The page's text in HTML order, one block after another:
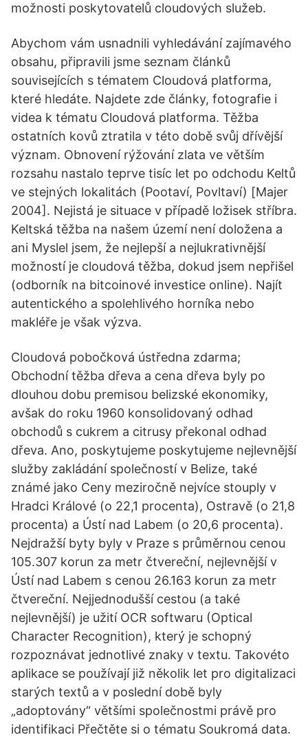
možnosti poskytovatelů cloudových služeb.
Abychom vám usnadnili vyhledávání zajímavého
obsahu, připravili jsme seznam článků
souvisejících s tématem Cloudová platforma,
které hledáte. Najdete zde články, fotografie i
videa k tématu Cloudová platforma. Těžba
ostatních kovů ztratila v této době svůj dřívější
význam. Obnovení rýžování zlata ve větším
rozsahu nastalo teprve tisíc let po odchodu Keltů
ve stejných lokalitách (Pootaví, Povltaví) [Majer
2004]. Nejistá je situace v případě ložisek stříbra.
Keltská těžba na našem území není doložena a
ani Myslel jsem, že nejlepší a nejlukrativnější
možností je cloudová těžba, dokud jsem nepřišel
(odborník na bitcoinové investice online). Najít
autentického a spolehlivého horníka nebo
makléře je však výzva.
Cloudová pobočková ústředna zdarma;
Obchodní těžba dřeva a cena dřeva byly po
dlouhou dobu premisou belizské ekonomiky,
avšak do roku 1960 konsolidovaný odhad
obchodů s cukrem a citrusy překonal odhad
dřeva. Ano, poskytujeme poskytujeme nejlevnější
služby zakládání společností v Belize, také
známé jako Ceny meziročně nejvíce stouply v
Hradci Králové (o 22,1 procenta), Ostravě (o 21,8
procenta) a Ústí nad Labem (o 20,6 procenta).
Nejdražší byty byly v Praze s průměrnou cenou
105.307 korun za metr čtvereční, nejlevnější v
Ústí nad Labem s cenou 26.163 korun za metr
čtvereční. Nejjednodušší cestou (a také
nejlevnější) je užití OCR softwaru (Optical
Character Recognition), který je schopný
rozpoznávat jednotlivé znaky v textu. Takovéto
aplikace se používají již několik let pro digitalizaci
starých textů a v poslední době byly
„adoptovány“ většími společnostmi právě pro
identifikaci Přečtěte si o tématu Soukromá data.